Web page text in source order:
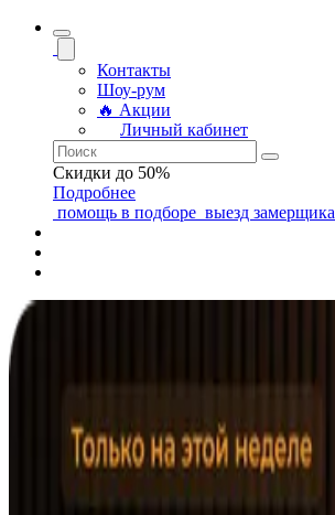
Контакты
Шоу-рум
🔥 Акции
Личный кабинет
Скидки до 50%
Подробнее
помощь в подборе выезд замерщика